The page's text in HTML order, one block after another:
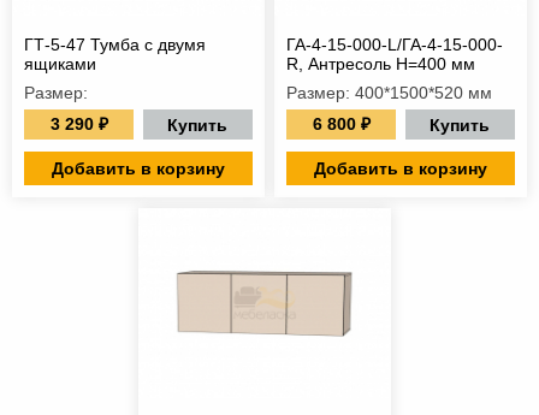
ГТ-5-47 Тумба с двумя
ящиками
Размер:
3 290 ₽
Купить
Добавить в корзину
ГА-4-15-000-L/ГА-4-15-000-
R, Антресоль Н=400 мм
Размер: 400*1500*520 мм
6 800 ₽
Купить
Добавить в корзину